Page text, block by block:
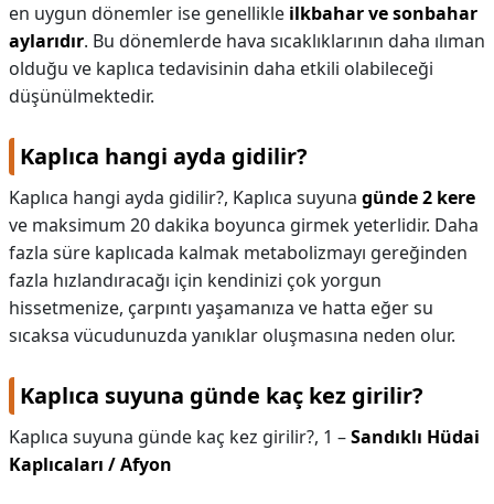
en uygun dönemler ise genellikle ilkbahar ve sonbahar
aylarıdır. Bu dönemlerde hava sıcaklıklarının daha ılıman
olduğu ve kaplıca tedavisinin daha etkili olabileceği
düşünülmektedir.
Kaplıca hangi ayda gidilir?
Kaplıca hangi ayda gidilir?, Kaplıca suyuna günde 2 kere
ve maksimum 20 dakika boyunca girmek yeterlidir. Daha
fazla süre kaplıcada kalmak metabolizmayı gereğinden
fazla hızlandıracağı için kendinizi çok yorgun
hissetmenize, çarpıntı yaşamanıza ve hatta eğer su
sıcaksa vücudunuzda yanıklar oluşmasına neden olur.
Kaplıca suyuna günde kaç kez girilir?
Kaplıca suyuna günde kaç kez girilir?, 1 –Sandıklı Hüdai
Kaplıcaları / Afyon